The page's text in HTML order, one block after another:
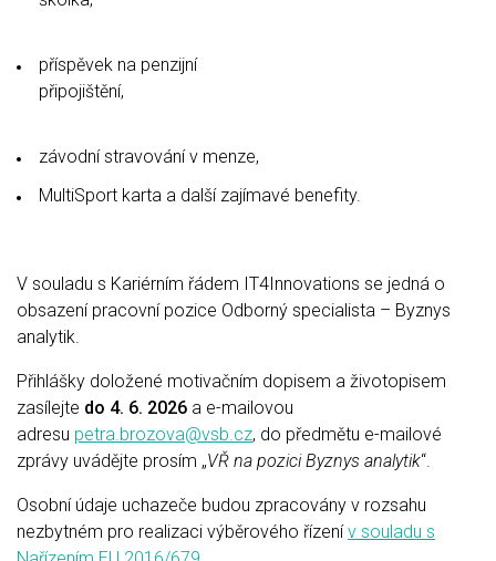
příspěvek na penzijní
závodní stravování v menze,
MultiSport karta a další zajímavé benefity.
V souladu s Kariérním řádem IT4Innovations se jedná o
obsazení pracovní pozice Odborný specialista – Byznys
analytik.
Přihlášky doložené motivačním dopisem a životopisem
zasílejte do 4. 6. 2026 a e-mailovou
adresu petra.brozova@vsb.cz, do předmětu e-mailové
zprávy uvádějte prosím „VŘ na pozici Byznys analytik“.
Osobní údaje uchazeče budou zpracovány v rozsahu
nezbytném pro realizaci výběrového řízenív souladu s